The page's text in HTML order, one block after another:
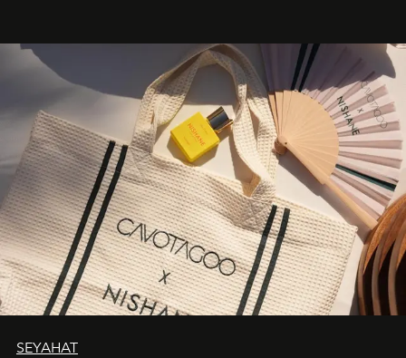
SEYAHAT